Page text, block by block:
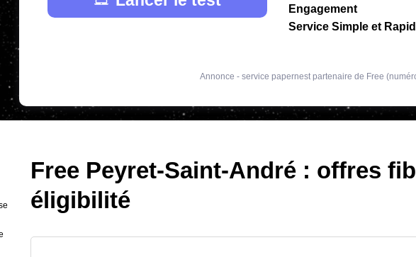
Engagement
Service Simple et
Annonce - service papernest partenaire de Free
Free Peyret-Saint-André : offres
éligibilité